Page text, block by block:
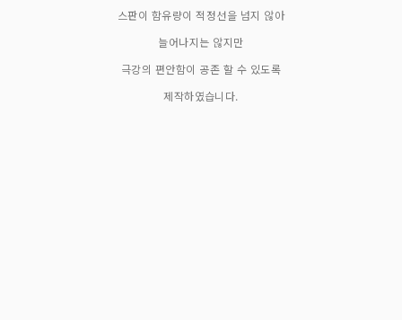
스판이 함유량이 적정선을 넘지 않아
늘어나지는 않지만
극강의 편안함이 공존 할 수 있도록
제작하였습니다.